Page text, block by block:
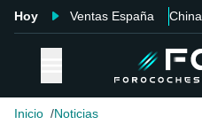
Hoy Ventas España
Inicio Noticias